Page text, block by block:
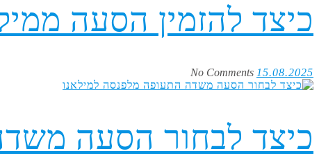
כיצד להזמין הסעה
15.08.2025
No Comments
כיצד לבחור הסעה